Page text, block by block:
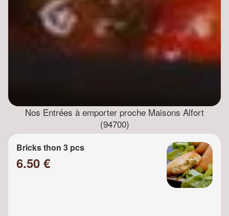
Nos Entrées à emporter proche Maisons Alfort
(94700)
Bricks thon 3 pcs
6.50 €